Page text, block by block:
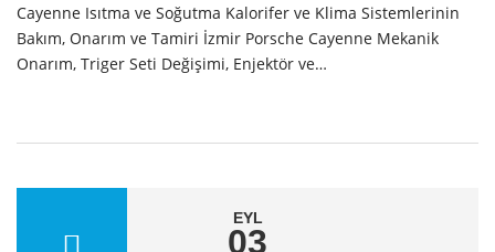
Cayenne Isıtma ve Soğutma Kalorifer ve Klima Sistemlerinin
Bakım, Onarım ve Tamiri İzmir Porsche Cayenne Mekanik
Onarım, Triger Seti Değişimi, Enjektör ve…
EYL
03